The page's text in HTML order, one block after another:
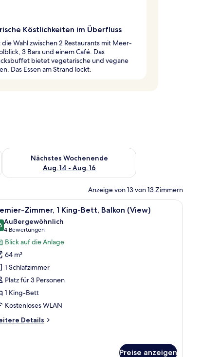
Köstlichkeiten im Überfluss
die Wahl zwischen 2 Restaurants mit Meer-
3 Bars und einem Café. Das
bietet vegetarische und vegane
Das Essen am Strand lockt.
Aug. 7 - Aug. 9.
Nächstes Wochenende
Aug. 14 - Aug. 16
Überprüfe die Verfügbarkeit für nächstes Wochenende, Aug.
Anzeige von 13 von 13 Zimmern
Bett, einer Sitzecke und Blick auf einen Garten.
Ein modernes Hotelzimmer mit einem
7 Zimmer, 1 King-Bett, Balkon (View)
von 10
Außergewöhnlich
4 Bewertungen
(4
Bewertungen)
Blick auf die Anlage
64 m²
1 Schlafzimmer
Platz für 3 Personen
1 King-Bett
Kostenloses WLAN
Details
Preise anzeigen